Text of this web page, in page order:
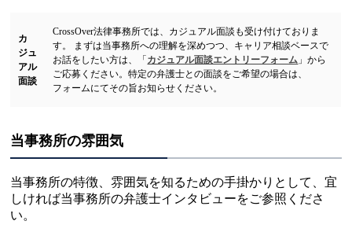
カ
ジュ
アル
面談
CrossOver法律事務所では、カジュアル面談も受け付けておりま
す。 まずは当事務所への理解を深めつつ、キャリア相談ベースで
お話をしたい方は、「 カジュアル面談エントリーフォーム 」から
ご応募ください。特定の弁護士との面談をご希望の場合は、
フォームにてその旨お知らせください。
当事務所の雰囲気
当事務所の特徴、雰囲気を知るための手掛かりとして、宜
しければ当事務所の弁護士インタビューをご参照くださ
い。